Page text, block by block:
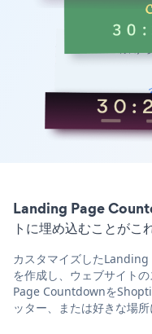
Landing Page
トに埋め込むことがこ
カスタマイズした
を作成し、ウェブサイト
Page Countdownを
ッター、または好きな場所